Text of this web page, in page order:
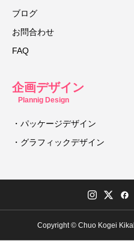
ブログ
お問合わせ
FAQ
企画デザイン
Plannig Design
・パッケージデザイン
・グラフィックデザイン
Copyright © Chuo Kogei